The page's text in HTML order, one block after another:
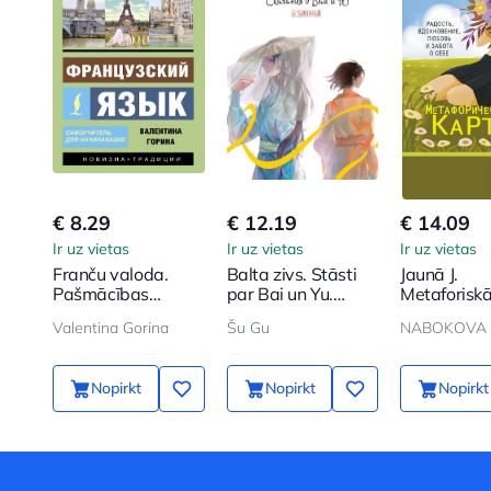
€ 8.29
Ir uz vietas
Franču valoda.
Pašmācības
iesācējiem (+ audio
Valentina Gorina
Nopirkt
€ 12.19
Ir uz vietas
Balta zivs. Stāsti
par Bai un Yu.
Bezvārda
Šu Gu
Nopirkt
€ 14.09
Ir uz vietas
Jaunā J.
iedvesma,
par sevi
NABOKOVA
Nopirkt